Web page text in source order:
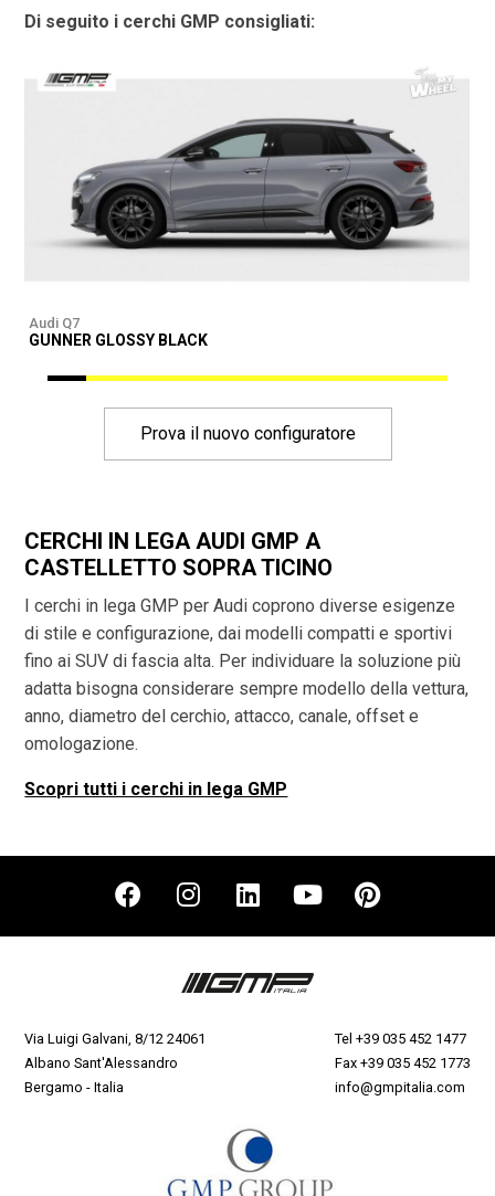
Di seguito i cerchi GMP consigliati:
Audi Q7
GUNNER GLOSSY BLACK
Prova il nuovo configuratore
CERCHI IN LEGA AUDI GMP A
CASTELLETTO SOPRA TICINO
I cerchi in lega GMP per Audi coprono diverse esigenze
di stile e configurazione, dai modelli compatti e sportivi
fino ai SUV di fascia alta. Per individuare la soluzione più
adatta bisogna considerare sempre modello della vettura,
anno, diametro del cerchio, attacco, canale, offset e
omologazione.
Scopri tutti i cerchi in lega GMP
Via Luigi Galvani, 8/12 24061
Albano Sant'Alessandro
Bergamo - Italia
Tel +39 035 452 1477
Fax +39 035 452 1773
info@gmpitalia.com